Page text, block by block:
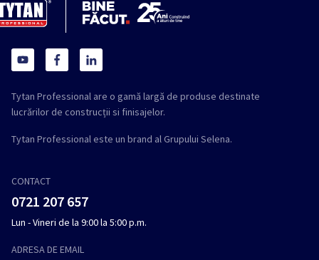
Tytan Professional are o gamă largă de produse destinate
lucrărilor de construcții si finisajelor.
Tytan Professional este un brand al Grupului Selena.
CONTACT
0721 207 657
Lun - Vineri de la 9:00 la 5:00 p.m.
ADRESA DE EMAIL